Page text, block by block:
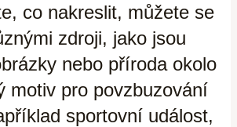
co nakreslit, můžete se
zdroji, jako jsou
nebo příroda okolo
motiv pro povzbuzování
sportovní událost,